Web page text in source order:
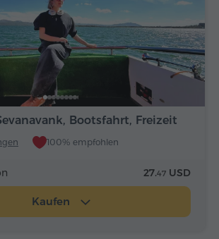
Bootsfahrt, Freizeit
100% empfohlen
27.47 USD
Kaufen